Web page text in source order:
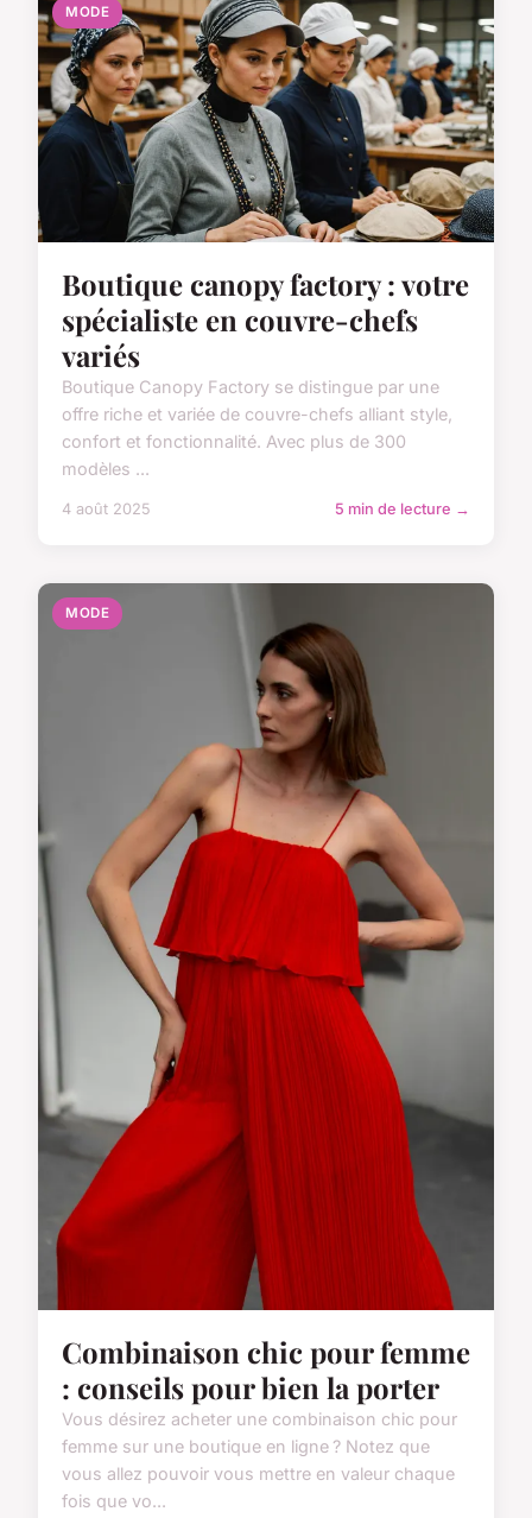
MODE
Boutique canopy factory : votre
spécialiste en couvre-chefs
variés
Boutique Canopy Factory se distingue par une
offre riche et variée de couvre-chefs alliant style,
confort et fonctionnalité. Avec plus de 300
modèles ...
4 août 2025 5 min de lecture →
MODE
Combinaison chic pour femme
: conseils pour bien la porter
Vous désirez acheter une combinaison chic pour
femme sur une boutique en ligne ? Notez que
vous allez pouvoir vous mettre en valeur chaque
fois que vo...